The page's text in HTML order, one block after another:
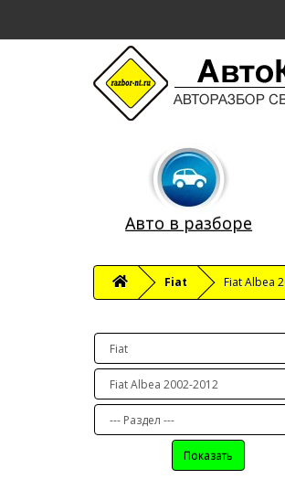
Авто в разборе
Fiat Fiat Albea
Показать